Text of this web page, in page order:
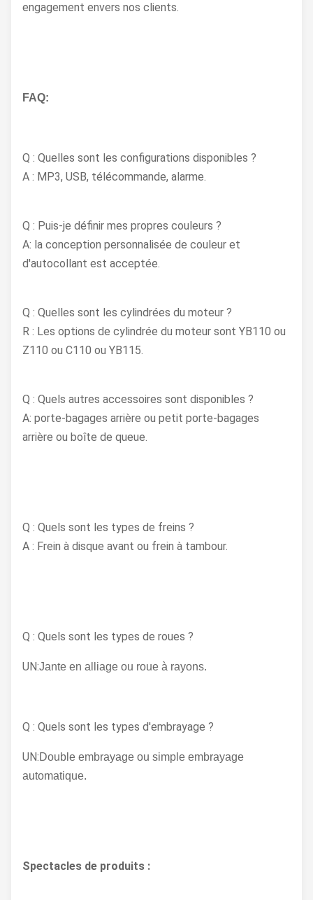
engagement envers nos clients.
FAQ:
Q : Quelles sont les configurations disponibles ?
A : MP3, USB, télécommande, alarme.
Q : Puis-je définir mes propres couleurs ?
A: la conception personnalisée de couleur et
d'autocollant est acceptée.
Q : Quelles sont les cylindrées du moteur ?
R : Les options de cylindrée du moteur sont YB110 ou
Z110 ou C110 ou YB115.
Q : Quels autres accessoires sont disponibles ?
A: porte-bagages arrière ou petit porte-bagages
arrière ou boîte de queue.
Q : Quels sont les types de freins ?
A : Frein à disque avant ou frein à tambour.
Q : Quels sont les types de roues ?
UN:Jante en alliage ou roue à rayons.
Q : Quels sont les types d'embrayage ?
UN:Double embrayage ou simple embrayage
automatique.
Spectacles de produits :